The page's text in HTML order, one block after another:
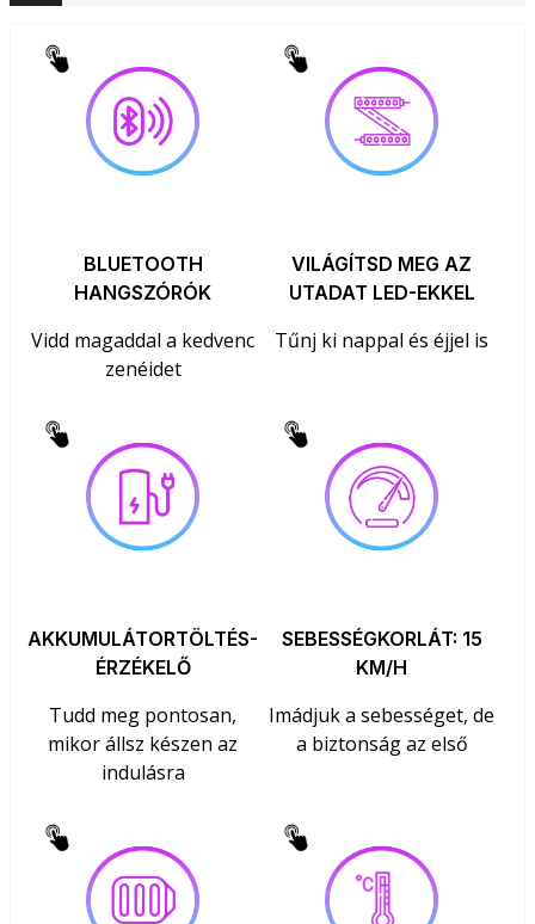
BLUETOOTH
HANGSZÓRÓK
Vidd magaddal a kedvenc
zenéidet
VILÁGÍTSD MEG AZ
UTADAT LED-EKKEL
Tűnj ki nappal és éjjel is
AKKUMULÁTORTÖLTÉS-
ÉRZÉKELŐ
Tudd meg pontosan,
mikor állsz készen az
indulásra
SEBESSÉGKORLÁT: 15
KM/H
Imádjuk a sebességet, de
a biztonság az első